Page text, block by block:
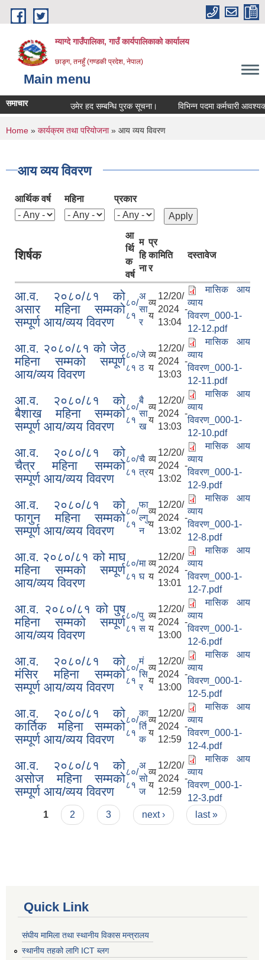
Skip to main content
म्याग्दे गाउँपालिका, गाउँ कार्यपालिकाको कार्यालय
छाङ्ग, तनहुँ (गण्डकी प्रदेश, नेपाल)
Main menu
समाचार उमेर हद सम्बन्धि पुरक सूचना। विभिन्न पदमा कर्मचारी आवश्यकता
You are here
Home » कार्यक्रम तथा परियोजना» आय व्यय विवरण
आय व्यय विवरण
आर्थिक वर्ष महिना प्रकार
शिर्षक
आ
र्थि
क
वर्ष
म
हि
ना
प्र
का
र
मिति दस्तावेज
आ.व. २०८०/८१ को
असार महिना सम्मको
सम्पूर्ण आय/व्यय विवरण
८०/
८१
अ
सा
र
व्य
य
12/20/
2024 -
13:04
मासिक आय
व्याय
विवरण_000-1-
12-12.pdf
आ.व. २०८०/८१ को जेठ
महिना सम्मको सम्पूर्ण
आय/व्यय विवरण
८०/
८१
जे
ठ
व्य
य
12/20/
2024 -
13:03
मासिक आय
व्याय
विवरण_000-1-
12-11.pdf
आ.व. २०८०/८१ को
बैशाख महिना सम्मको
सम्पूर्ण आय/व्यय विवरण
८०/
८१
बै
सा
ख
व्य
य
12/20/
2024 -
13:03
मासिक आय
व्याय
विवरण_000-1-
12-10.pdf
आ.व. २०८०/८१ को
चैत्र महिना सम्मको
सम्पूर्ण आय/व्यय विवरण
८०/
८१
चै
त्र
व्य
य
12/20/
2024 -
13:02
मासिक आय
व्याय
विवरण_000-1-
12-9.pdf
आ.व. २०८०/८१ को
फागुन महिना सम्मको
सम्पूर्ण आय/व्यय विवरण
८०/
८१
फा
ल्गु
न
व्य
य
12/20/
2024 -
13:02
मासिक आय
व्याय
विवरण_000-1-
12-8.pdf
आ.व. २०८०/८१ को माघ
महिना सम्मको सम्पूर्ण
आय/व्यय विवरण
८०/
८१
मा
घ
व्य
य
12/20/
2024 -
13:01
मासिक आय
व्याय
विवरण_000-1-
12-7.pdf
आ.व. २०८०/८१ को पुष
महिना सम्मको सम्पूर्ण
आय/व्यय विवरण
८०/
८१
पु
स
व्य
य
12/20/
2024 -
13:00
मासिक आय
व्याय
विवरण_000-1-
12-6.pdf
आ.व. २०८०/८१ को
मंसिर महिना सम्मको
सम्पूर्ण आय/व्यय विवरण
८०/
८१
मं
सि
र
व्य
य
12/20/
2024 -
13:00
मासिक आय
व्याय
विवरण_000-1-
12-5.pdf
आ.व. २०८०/८१ को
कार्तिक महिना सम्मको
सम्पूर्ण आय/व्यय विवरण
८०/
८१
का
र्ति
क
व्य
य
12/20/
2024 -
12:59
मासिक आय
व्याय
विवरण_000-1-
12-4.pdf
आ.व. २०८०/८१ को
असोज महिना सम्मको
सम्पूर्ण आय/व्यय विवरण
८०/
८१
अ
सो
ज
व्य
य
12/20/
2024 -
12:59
मासिक आय
व्याय
विवरण_000-1-
12-3.pdf
Pages
1 2 3 next › last »
Quick Link
संघीय मामिला तथा स्थानीय विकास मन्त्रालय
स्थानीय तहको लागि ICT ब्लग